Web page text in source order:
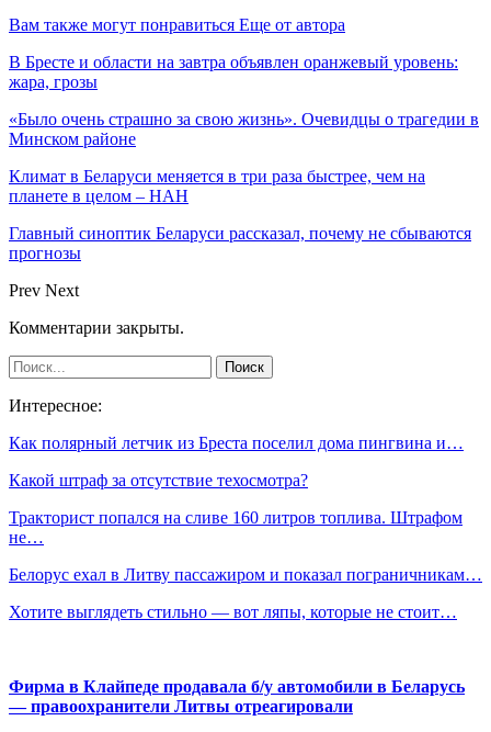
Вам также могут понравиться Еще от автора
В Бресте и области на завтра объявлен оранжевый уровень:
жара, грозы
«Было очень страшно за свою жизнь». Очевидцы о трагедии в
Минском районе
Климат в Беларуси меняется в три раза быстрее, чем на
планете в целом – НАН
Главный синоптик Беларуси рассказал, почему не сбываются
прогнозы
Prev Next
Комментарии закрыты.
Интересное:
Как полярный летчик из Бреста поселил дома пингвина и…
Какой штраф за отсутствие техосмотра?
Тракторист попался на сливе 160 литров топлива. Штрафом
не…
Белорус ехал в Литву пассажиром и показал пограничникам…
Хотите выглядеть стильно — вот ляпы, которые не стоит…
Фирма в Клайпеде продавала б/у автомобили в Беларусь
— правоохранители Литвы отреагировали